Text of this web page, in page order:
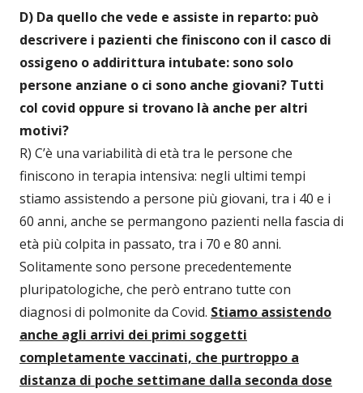
D) Da quello che vede e assiste in reparto: può
descrivere i pazienti che finiscono con il casco di
ossigeno o addirittura intubate: sono solo
persone anziane o ci sono anche giovani? Tutti
col covid oppure si trovano là anche per altri
motivi?
R) C’è una variabilità di età tra le persone che
finiscono in terapia intensiva: negli ultimi tempi
stiamo assistendo a persone più giovani, tra i 40 e i
60 anni, anche se permangono pazienti nella fascia di
età più colpita in passato, tra i 70 e 80 anni.
Solitamente sono persone precedentemente
pluripatologiche, che però entrano tutte con
diagnosi di polmonite da Covid. Stiamo assistendo
anche agli arrivi dei primi soggetti
completamente vaccinati, che purtroppo a
distanza di poche settimane dalla seconda dose